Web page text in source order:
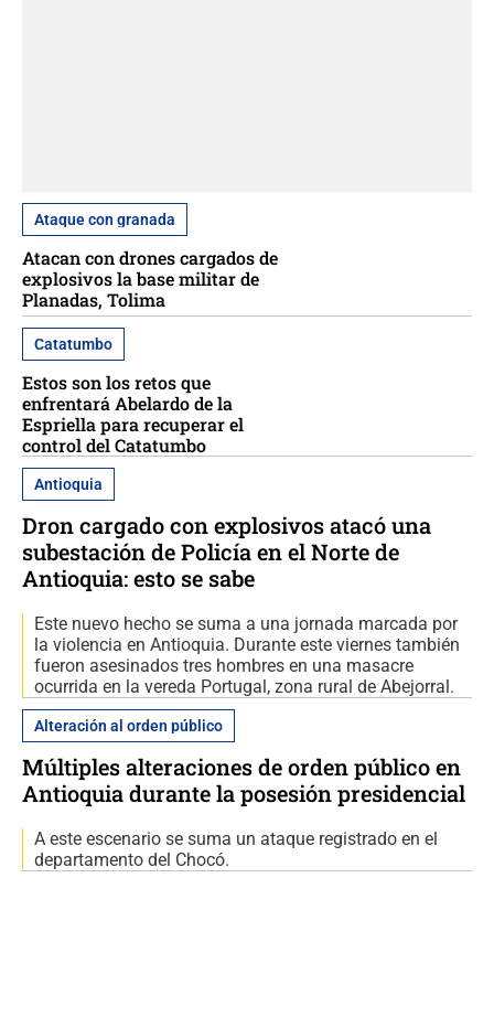
Ataque con granada
Atacan con drones cargados de
explosivos la base militar de
Planadas, Tolima
Catatumbo
Estos son los retos que
enfrentará Abelardo de la
Espriella para recuperar el
control del Catatumbo
Antioquia
Dron cargado con explosivos atacó una
subestación de Policía en el Norte de
Antioquia: esto se sabe
Este nuevo hecho se suma a una jornada marcada por
la violencia en Antioquia. Durante este viernes también
fueron asesinados tres hombres en una masacre
ocurrida en la vereda Portugal, zona rural de Abejorral.
Alteración al orden público
Múltiples alteraciones de orden público en
Antioquia durante la posesión presidencial
A este escenario se suma un ataque registrado en el
departamento del Chocó.